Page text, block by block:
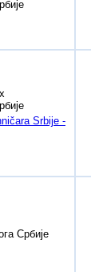
Srbije -
Србије